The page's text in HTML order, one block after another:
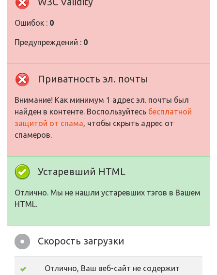
Ошибок : 0
Предупреждений : 0
Приватность эл. почты
Внимание! Как минимум 1 адрес эл. почты был
найден в контенте. Воспользуйтесь бесплатной
защитой от спама, чтобы скрыть адрес от
спамеров.
Устаревший HTML
Отлично. Мы не нашли устаревших тэгов в Вашем
HTML.
Скорость загрузки
Отлично, Ваш веб-сайт не содержит